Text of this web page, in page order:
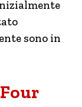
sono in